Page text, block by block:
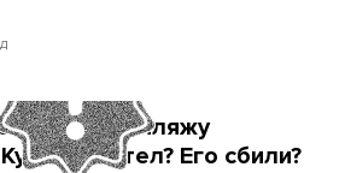
попал по пляжу
он летел? Его сбили?